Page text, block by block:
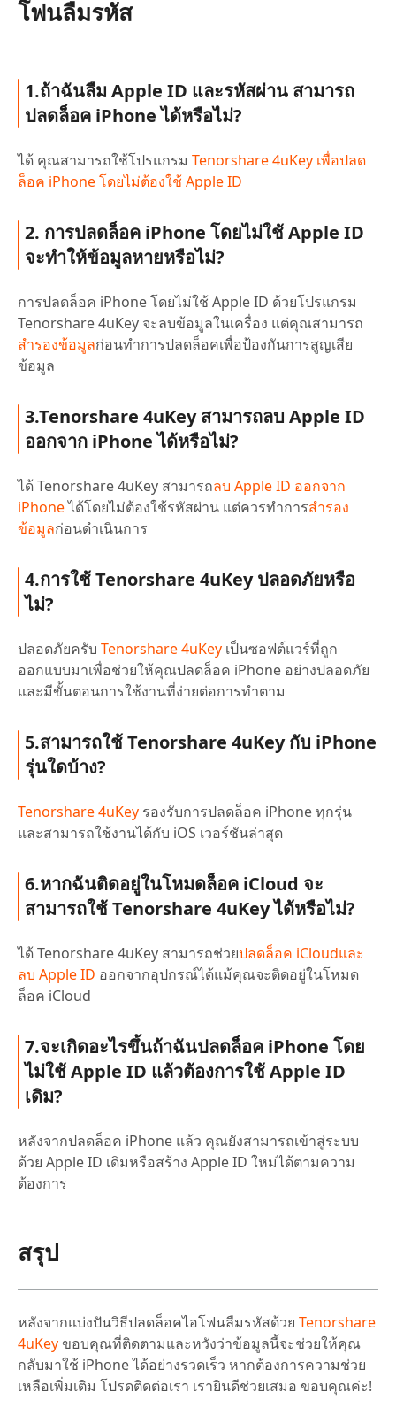
โฟนลืมรหัส
1.ถ้าฉันลืม Apple ID และรหัสผ่าน สามารถ
ปลดล็อค iPhone ได้หรือไม่?
ได้ คุณสามารถใช้โปรแกรม Tenorshare 4uKey เพื่อปลด
ล็อค iPhone โดยไม่ต้องใช้ Apple ID
2. การปลดล็อค iPhone โดยไม่ใช้ Apple ID
จะทำให้ข้อมูลหายหรือไม่?
การปลดล็อค iPhone โดยไม่ใช้ Apple ID ด้วยโปรแกรม
Tenorshare 4uKey จะลบข้อมูลในเครื่อง แต่คุณสามารถ
สำรองข้อมูลก่อนทำการปลดล็อคเพื่อป้องกันการสูญเสีย
ข้อมูล
3.Tenorshare 4uKey สามารถลบ Apple ID
ออกจาก iPhone ได้หรือไม่?
ได้ Tenorshare 4uKey สามารถลบ Apple ID ออกจาก
iPhoneได้โดยไม่ต้องใช้รหัสผ่าน แต่ควรทำการสำรอง
ข้อมูลก่อนดำเนินการ
4.การใช้ Tenorshare 4uKey ปลอดภัยหรือ
ไม่?
ปลอดภัยครับ Tenorshare 4uKey เป็นซอฟต์แวร์ที่ถูก
ออกแบบมาเพื่อช่วยให้คุณปลดล็อค iPhone อย่างปลอดภัย
และมีขั้นตอนการใช้งานที่ง่ายต่อการทำตาม
5.สามารถใช้ Tenorshare 4uKey กับ iPhone
รุ่นใดบ้าง?
Tenorshare 4uKey รองรับการปลดล็อค iPhone ทุกรุ่น
และสามารถใช้งานได้กับ iOS เวอร์ชันล่าสุด
6.หากฉันติดอยู่ในโหมดล็อค iCloud จะ
สามารถใช้ Tenorshare 4uKey ได้หรือไม่?
ได้ Tenorshare 4uKey สามารถช่วยปลดล็อค iCloudและ
ลบ Apple ID ออกจากอุปกรณ์ได้แม้คุณจะติดอยู่ในโหมด
ล็อค iCloud
7.จะเกิดอะไรขึ้นถ้าฉันปลดล็อค iPhone โดย
ไม่ใช้ Apple ID แล้วต้องการใช้ Apple ID
เดิม?
หลังจากปลดล็อค iPhone แล้ว คุณยังสามารถเข้าสู่ระบบ
ด้วย Apple ID เดิมหรือสร้าง Apple ID ใหม่ได้ตามความ
ต้องการ
สรุป
หลังจากแบ่งปันวิธีปลดล็อคไอโฟนลืมรหัสด้วย Tenorshare
4uKeyขอบคุณที่ติดตามและหวังว่าข้อมูลนี้จะช่วยให้คุณ
กลับมาใช้ iPhone ได้อย่างรวดเร็ว หากต้องการความช่วย
เหลือเพิ่มเติม โปรดติดต่อเรา เรายินดีช่วยเสมอ ขอบคุณค่ะ!